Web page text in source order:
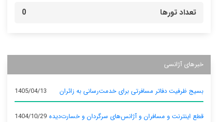
تعداد تورها 0
خبرهای آژانسی
بسیج ظرفیت دفاتر مسافرتی برای خدمت‌رسانی به زائران 1405/04/13
قطع اینترنت و مسافران و آژانس‌های سرگردان و خسارت‌دیده 1404/10/29